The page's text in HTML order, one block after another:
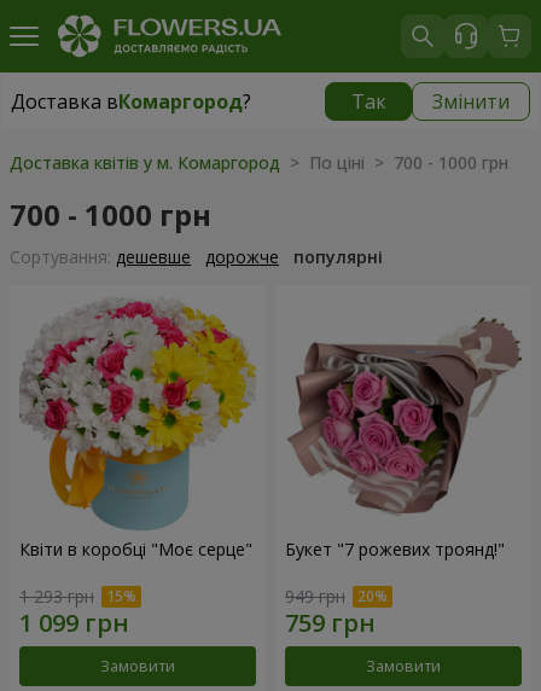
Доставка вКомаргород? Так Змінити
Доставка вКомаргород|
Доставка квітів у м. Комаргород > По ціні > 700 - 1000 грн
700 - 1000 грн
Сортування: дешевше дорожче популярні
Квіти в коробці "Моє серце"
1 293 грн
Замовити
Букет "7 рожевих троянд!"
949 грн
Замовити